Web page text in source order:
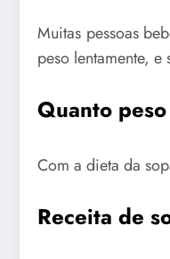
Muitas pessoas
peso lentamente,
Quanto
Com a dieta da
Receita de